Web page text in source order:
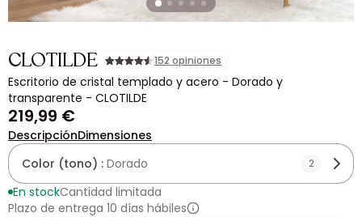
CLOTILDE 152 opiniones
Escritorio de cristal templado y acero - Dorado y
transparente - CLOTILDE
219,99 €
DescripciónDimensiones
Color (tono) : Dorado 2
En stockCantidad limitada
Plazo de entrega 10 días hábiles